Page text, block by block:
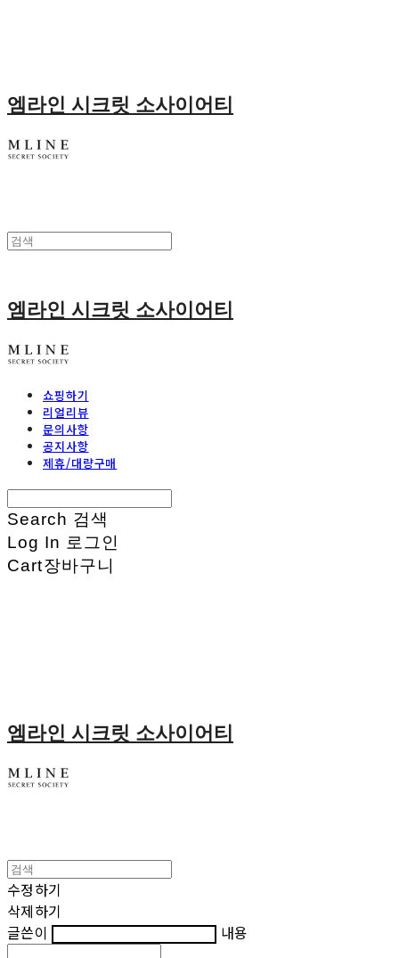
엠라인 시크릿 소사이어티
엠라인 시크릿 소사이어티
쇼핑하기
리얼리뷰
문의사항
공지사항
제휴/대량구매
Search 검색
Log In 로그인
Cart장바구니
엠라인 시크릿 소사이어티
수정하기
삭제하기
글쓴이
내용